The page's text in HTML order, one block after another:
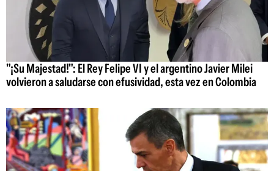
"¡Su Majestad!": El Rey Felipe VI y el argentino Javier Milei
volvieron a saludarse con efusividad, esta vez en Colombia